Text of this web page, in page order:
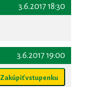
3.6.2017 18:30
3.6.2017 19:00
Zakúpiť vstupenku